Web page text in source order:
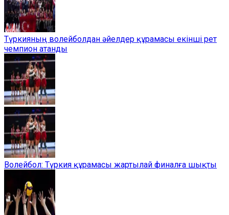
Түркияның волейболдан әйелдер құрамасы екінші рет
чемпион атанды
Волейбол: Түркия құрамасы жартылай финалға шықты